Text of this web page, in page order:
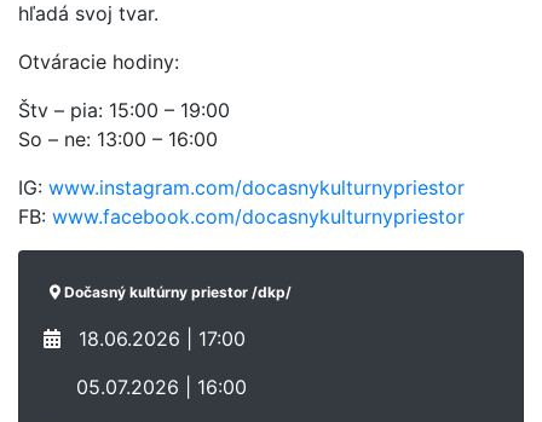
hľadá svoj tvar.
Otváracie hodiny:
Štv – pia: 15:00 – 19:00
So – ne: 13:00 – 16:00
IG: www.instagram.com/docasnykulturnypriestor
FB: www.facebook.com/docasnykulturnypriestor
Dočasný kultúrny priestor /dkp/
18.06.2026 | 17:00
05.07.2026 | 16:00